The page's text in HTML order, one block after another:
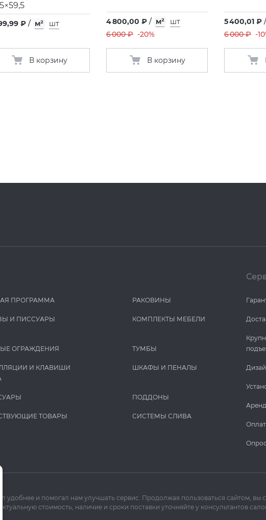
₽ / м² шт
В корзину
4 800,00 ₽ / м²
шт
6 000 ₽ -20%
В корзину
5 400,01 ₽ /
6 000 ₽ -
ПРОГРАММА
И ПИCCУАРЫ
ОГРАЖДЕНИЯ
И КЛАВИШИ
ТОВАРЫ
РАКОВИНЫ
КОМПЛЕКТЫ МЕБЕЛИ
ТУМБЫ
ШКАФЫ И ПЕНАЛЫ
ПОДДОНЫ
СИСТЕМЫ СЛИВА
удобнее и помогал нам улучшать сервис. Продолжая пользоваться сайтом, вы
стоимость, наличие и сроки поставки уточняйте у консультантов